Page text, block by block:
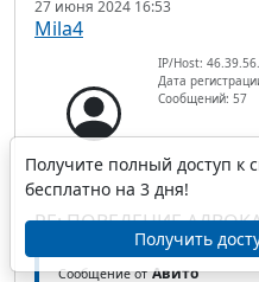
27 июня 2024 16:53
Mila4
IP/Host:
Дата
Сообщений: 57
RE: ПОВЕДЕНИЕ
Сообщение от Авито
Получите полный доступ к
бесплатно на 3 дня!
Получить